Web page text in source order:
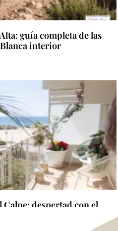
guía completa de las
interior
despertad con el